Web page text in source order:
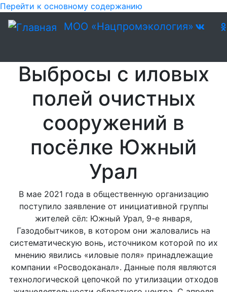
Перейти к основному содержанию
МОО «Нацпромэкология»
Выбросы с иловых
полей очистных
сооружений в
посёлке Южный
Урал
В мае 2021 года в общественную организацию
поступило заявление от инициативной группы
жителей сёл: Южный Урал, 9-е января,
Газодобытчиков, в котором они жаловались на
систематическую вонь, источником которой по их
мнению явились «иловые поля» принадлежащие
компании «Росводоканал». Данные поля являются
технологической цепочкой по утилизации отходов